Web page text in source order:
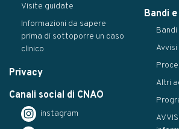
Visite guidate
Informazioni da sapere
prima di sottoporre un caso
clinico
Privacy
Canali social di CNAO
instagram
Bandi
Altri